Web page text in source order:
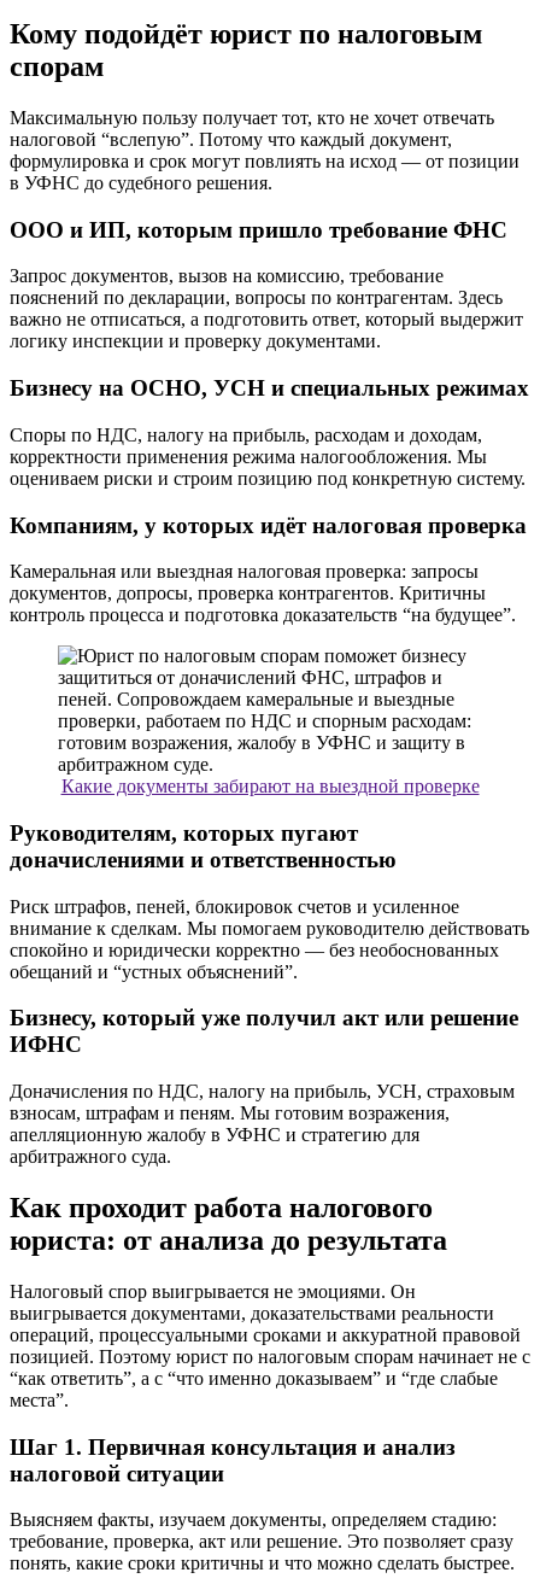
Кому подойдёт юрист по налоговым
спорам
Максимальную пользу получает тот, кто не хочет отвечать
налоговой “вслепую”. Потому что каждый документ,
формулировка и срок могут повлиять на исход — от позиции
в УФНС до судебного решения.
ООО и ИП, которым пришло требование ФНС
Запрос документов, вызов на комиссию, требование
пояснений по декларации, вопросы по контрагентам. Здесь
важно не отписаться, а подготовить ответ, который выдержит
логику инспекции и проверку документами.
Бизнесу на ОСНО, УСН и специальных режимах
Споры по НДС, налогу на прибыль, расходам и доходам,
корректности применения режима налогообложения. Мы
оцениваем риски и строим позицию под конкретную систему.
Компаниям, у которых идёт налоговая проверка
Камеральная или выездная налоговая проверка: запросы
документов, допросы, проверка контрагентов. Критичны
контроль процесса и подготовка доказательств “на будущее”.
Какие документы забирают на выездной проверке
Руководителям, которых пугают
доначислениями и ответственностью
Риск штрафов, пеней, блокировок счетов и усиленное
внимание к сделкам. Мы помогаем руководителю действовать
спокойно и юридически корректно — без необоснованных
обещаний и “устных объяснений”.
Бизнесу, который уже получил акт или решение
ИФНС
Доначисления по НДС, налогу на прибыль, УСН, страховым
взносам, штрафам и пеням. Мы готовим возражения,
апелляционную жалобу в УФНС и стратегию для
арбитражного суда.
Как проходит работа налогового
юриста: от анализа до результата
Налоговый спор выигрывается не эмоциями. Он
выигрывается документами, доказательствами реальности
операций, процессуальными сроками и аккуратной правовой
позицией. Поэтому юрист по налоговым спорам начинает не с
“как ответить”, а с “что именно доказываем” и “где слабые
места”.
Шаг 1. Первичная консультация и анализ
налоговой ситуации
Выясняем факты, изучаем документы, определяем стадию:
требование, проверка, акт или решение. Это позволяет сразу
понять, какие сроки критичны и что можно сделать быстрее.